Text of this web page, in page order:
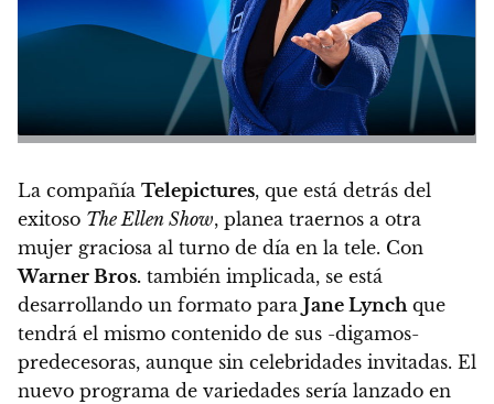
La compañía Telepictures, que está detrás del
exitoso The Ellen Show, planea traernos a otra
mujer graciosa al turno de día en la tele. Con
Warner Bros. también implicada, se está
desarrollando un formato para Jane Lynchque
tendrá el mismo contenido de sus -digamos-
predecesoras, aunque sin celebridades invitadas. El
nuevo programa de variedades sería lanzado en